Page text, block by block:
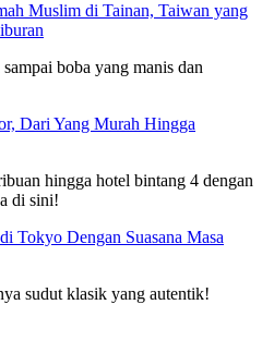
Muslim di Tainan, Taiwan yang
boba yang manis dan
Dari Yang Murah Hingga
hingga hotel bintang 4 dengan
di sini!
Tokyo Dengan Suasana Masa
sudut klasik yang autentik!